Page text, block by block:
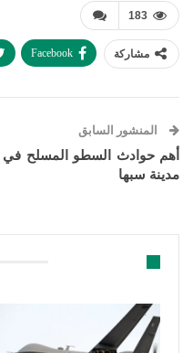
183
مشاركة Facebook
المنشور السابق
أهم حوادث السطو المسلح في
مدينة سبها